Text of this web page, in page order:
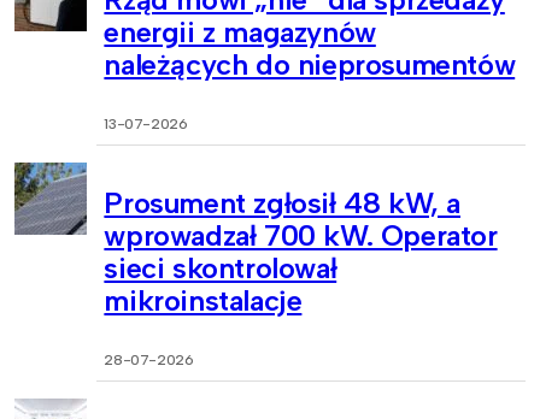
energii z magazynów
należących do nieprosumentów
13-07-2026
Prosument zgłosił 48 kW, a
wprowadzał 700 kW. Operator
sieci skontrolował
mikroinstalacje
28-07-2026